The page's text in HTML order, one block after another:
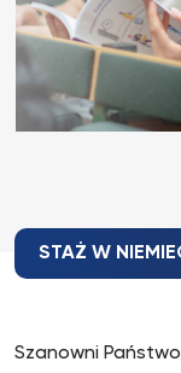
STAŻ W
Szanowni